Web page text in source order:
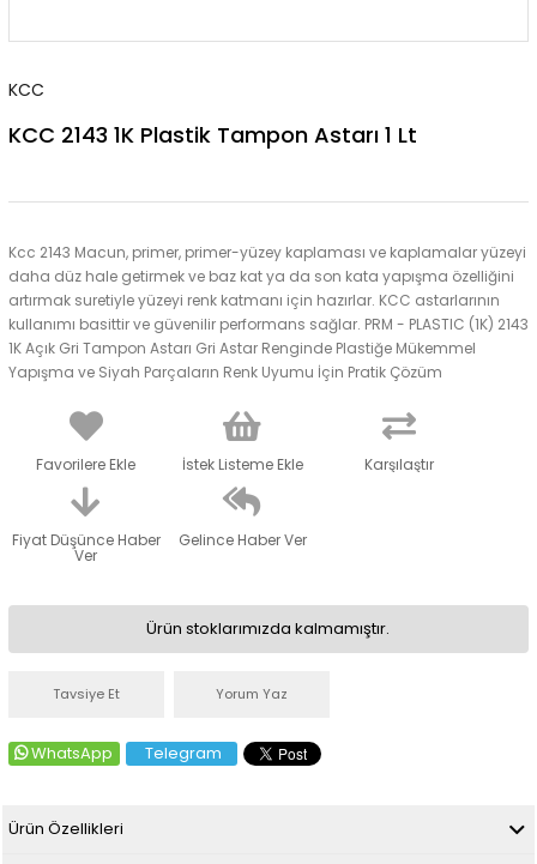
KCC
KCC 2143 1K Plastik Tampon Astarı 1 Lt
Kcc 2143 Macun, primer, primer-yüzey kaplaması ve kaplamalar yüzeyi
daha düz hale getirmek ve baz kat ya da son kata yapışma özelliğini
artırmak suretiyle yüzeyi renk katmanı için hazırlar. KCC astarlarının
kullanımı basittir ve güvenilir performans sağlar. PRM - PLASTIC (1K) 2143
1K Açık Gri Tampon Astarı Gri Astar Renginde Plastiğe Mükemmel
Yapışma ve Siyah Parçaların Renk Uyumu İçin Pratik Çözüm
Favorilere Ekle İstek Listeme Ekle Karşılaştır
Fiyat Düşünce Haber
Ver
Gelince Haber Ver
Ürün stoklarımızda kalmamıştır.
Tavsiye Et Yorum Yaz
WhatsApp Telegram
Ürün Özellikleri